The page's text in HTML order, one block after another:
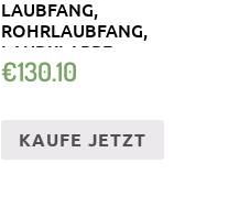
LAUBFANG,
ROHRLAUBFANG,
LAUBKLAPPE
€130.10
KAUFE JETZT